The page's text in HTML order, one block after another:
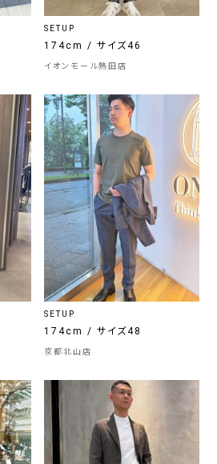
SETUP
174cm / サイズ46
イオンモール熱田店
SETUP
174cm / サイズ48
京都北山店